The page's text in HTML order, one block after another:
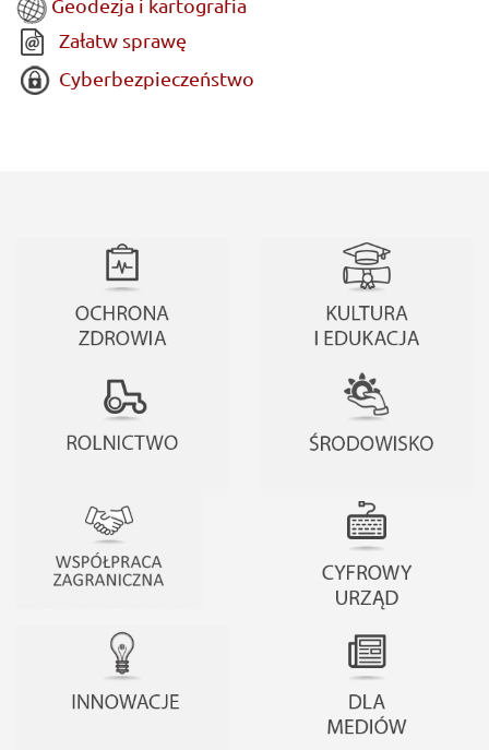
Geodezja i kartografia
Załatw sprawę
Cyberbezpieczeństwo